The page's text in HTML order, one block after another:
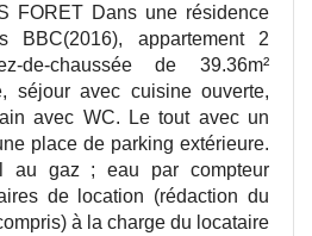
FORET Dans une résidence
BBC(2016), appartement 2
chaussée de 39.36m²
séjour avec cuisine ouverte,
avec WC. Le tout avec un
place de parking extérieure.
au gaz ; eau par compteur
de location (rédaction du
à la charge du locataire